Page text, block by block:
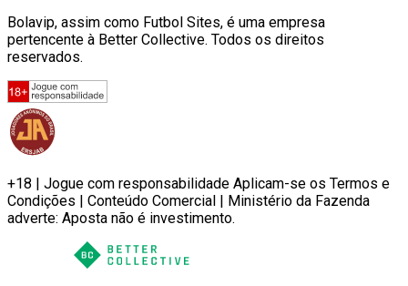
Bolavip, assim como Futbol Sites, é uma empresa
pertencente à Better Collective. Todos os direitos
reservados.
+18 | Jogue com responsabilidade Aplicam-se os Termos e
Condições | Conteúdo Comercial | Ministério da Fazenda
adverte: Aposta não é investimento.